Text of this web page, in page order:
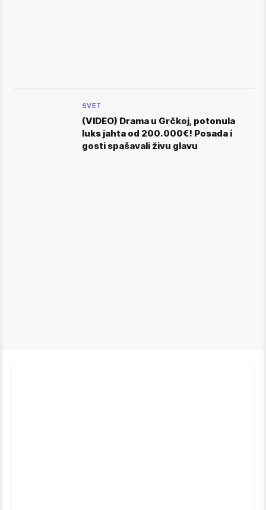
SVET
(VIDEO) Drama u Grčkoj, potonula
luks jahta od 200.000€! Posada i
gosti spašavali živu glavu